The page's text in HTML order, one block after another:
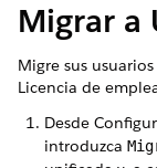
Migrar a
Migre sus
Licencia de
Desde
introduzca